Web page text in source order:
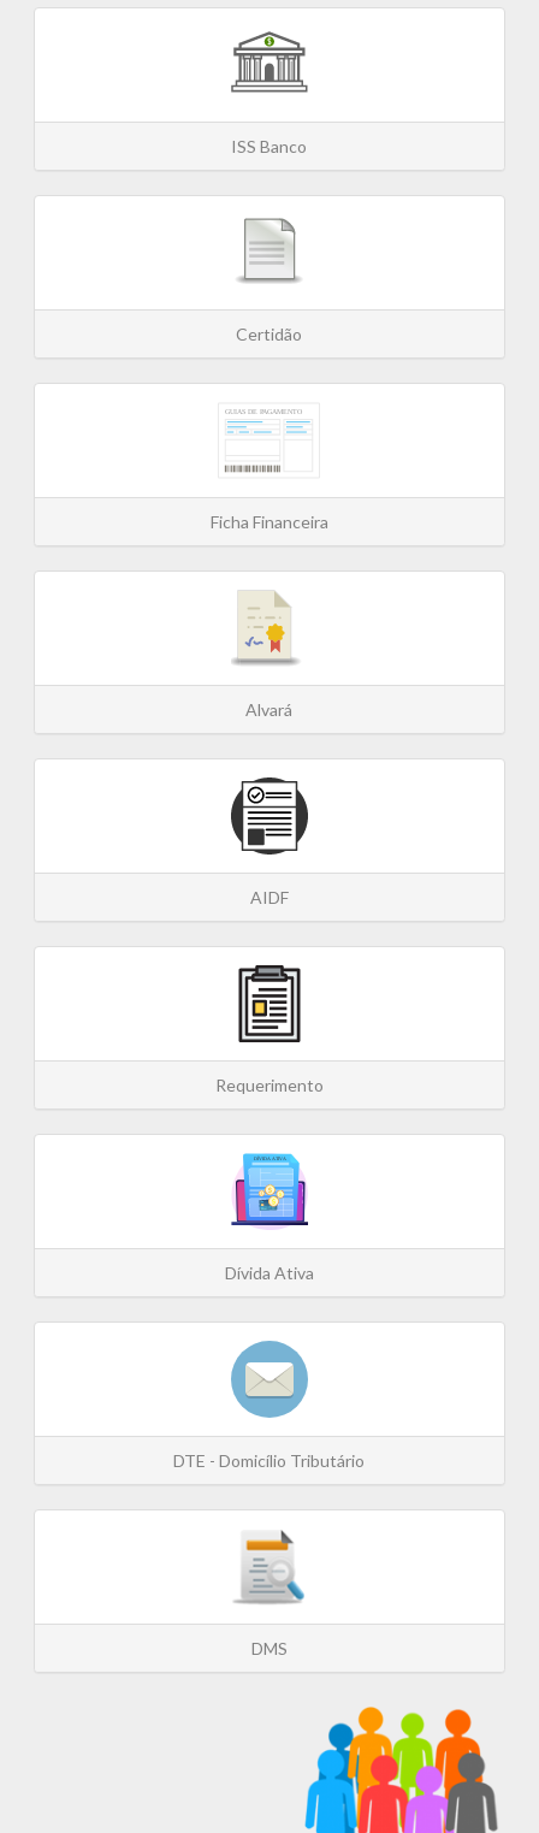
ISS Banco
Certidão
Ficha Financeira
Alvará
AIDF
Requerimento
Dívida Ativa
DTE - Domicílio Tributário
DMS